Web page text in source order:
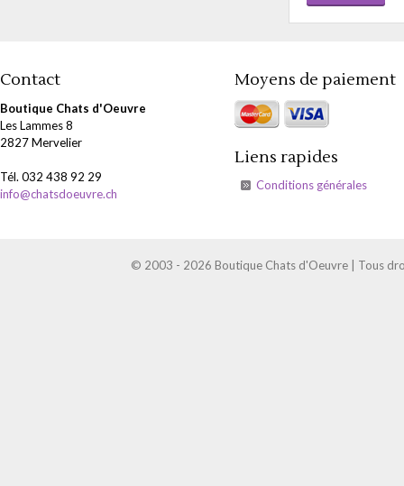
Contact
Boutique Chats d'Oeuvre
Les Lammes 8
2827 Mervelier
Tél. 032 438 92 29
info@chatsdoeuvre.ch
Moyens de paiement
Liens rapides
Conditions générales
© 2003 - 2026 Boutique Chats d'Oeuvre | Tous